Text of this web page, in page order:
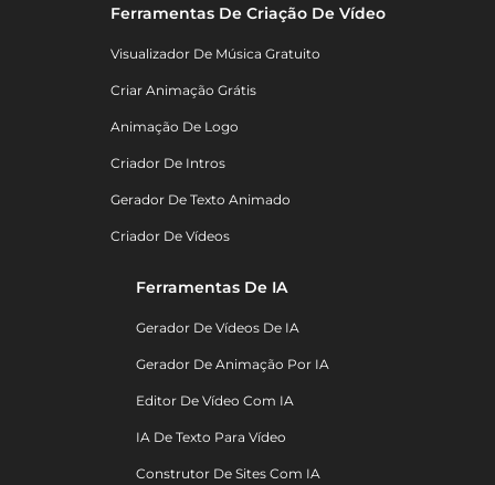
Ferramentas De Criação De Vídeo
Visualizador De Música Gratuito
Criar Animação Grátis
Animação De Logo
Criador De Intros
Gerador De Texto Animado
Criador De Vídeos
Ferramentas De IA
Gerador De Vídeos De IA
Gerador De Animação Por IA
Editor De Vídeo Com IA
IA De Texto Para Vídeo
Construtor De Sites Com IA